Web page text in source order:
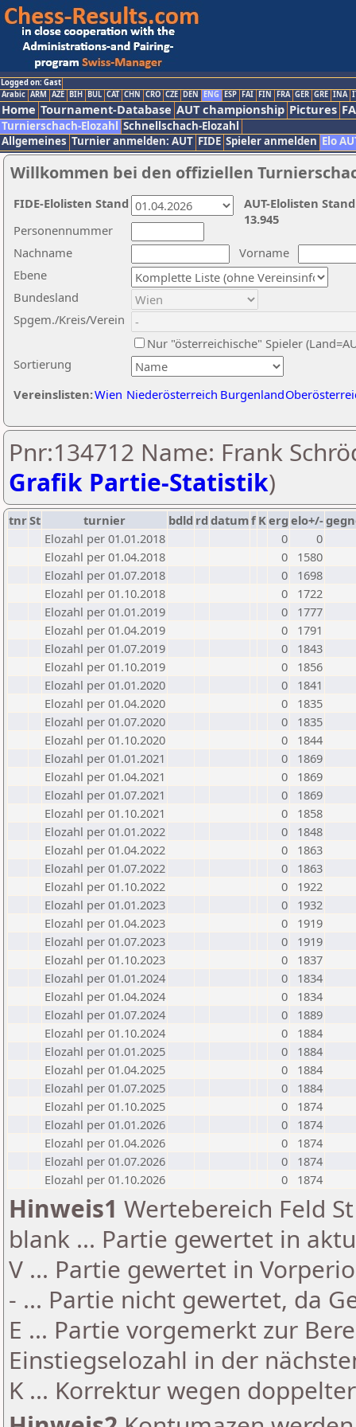
Logged on: Gast
Arabic ARM AZE BIH BUL CAT CHN CRO CZE DEN ENG ESP FAI FIN FRA GER GRE INA
Home Tournament-Database AUT championship Pictures
Turnierschach-Elozahl Schnellschach-Elozahl
Allgemeines Turnier anmelden: AUT FIDE Spieler anmelden Elo
Willkommen bei den offiziellen
Nachname
Vorname
Ebene
Sortierung
Personennummer
Bundesland
Spgem./Kreis/Verein
Nur "österreichische" Spieler
Vereinslisten:Wien Niederösterreich Burgenland
AUT-Elolisten
13.945
FIDE-Elolisten Stand
Pnr:134712 Name: Frank
Grafik Partie-Statistik)
tnrSt turnier bdld rd datumf Kerg elo+/-
Elozahl per 01.01.2018
0
0
Elozahl per 01.04.2018
0
1580
Elozahl per 01.07.2018
0
1698
Elozahl per 01.10.2018
0
1722
Elozahl per 01.01.2019
0
1777
Elozahl per 01.04.2019
0
1791
Elozahl per 01.07.2019
0
1843
Elozahl per 01.10.2019
0
1856
Elozahl per 01.01.2020
0
1841
Elozahl per 01.04.2020
0
1835
Elozahl per 01.07.2020
0
1835
Elozahl per 01.10.2020
0
1844
Elozahl per 01.01.2021
0
1869
Elozahl per 01.04.2021
0
1869
Elozahl per 01.07.2021
0
1869
Elozahl per 01.10.2021
0
1858
Elozahl per 01.01.2022
0
1848
Elozahl per 01.04.2022
0
1863
Elozahl per 01.07.2022
0
1863
Elozahl per 01.10.2022
0
1922
Elozahl per 01.01.2023
0
1932
Elozahl per 01.04.2023
0
1919
Elozahl per 01.07.2023
0
1919
Elozahl per 01.10.2023
0
1837
Elozahl per 01.01.2024
0
1834
Elozahl per 01.04.2024
0
1834
Elozahl per 01.07.2024
0
1889
Elozahl per 01.10.2024
0
1884
Elozahl per 01.01.2025
0
1884
Elozahl per 01.04.2025
0
1884
Elozahl per 01.07.2025
0
1884
Elozahl per 01.10.2025
0
1874
Elozahl per 01.01.2026
0
1874
Elozahl per 01.04.2026
0
1874
Elozahl per 01.07.2026
0
1874
Elozahl per 01.10.2026
0 1874
Hinweis1 Wertebereich Feld
blank ... Partie gewertet in
V ... Partie gewertet in
- ... Partie nicht gewertet, da
E ... Partie vorgemerkt zur
Einstiegselozahl in der
K ... Korrektur wegen